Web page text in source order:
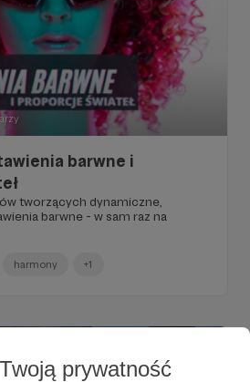
prywatność
barwne i
tworzących dynamiczne,
barwne - w sam raz na
harmony +1